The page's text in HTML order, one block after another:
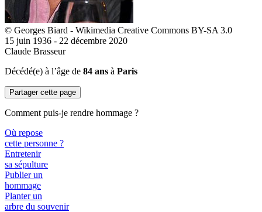
© Georges Biard - Wikimedia Creative Commons BY-SA 3.0
15 juin 1936 - 22 décembre 2020
Claude Brasseur
Décédé(e) à l’âge de 84 ans à Paris
Partager cette page
Comment puis-je rendre hommage ?
Où repose
cette personne ?
Entretenir
sa sépulture
Publier un
hommage
Planter un
arbre du souvenir